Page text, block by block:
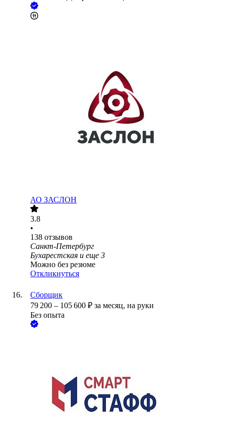
АО ЗАСЛОН
3.8
•
138 отзывов
Санкт-Петербург
Бухарестская и еще 3
Можно без резюме
Откликнуться
Сборщик
79 200 – 105 600 ₽ за месяц, на руки
Без опыта